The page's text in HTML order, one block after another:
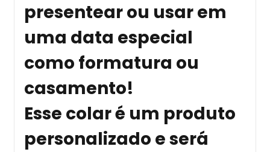
presentear ou usar em
uma data especial
como formatura ou
casamento!
Esse colar é um produto
personalizado e será